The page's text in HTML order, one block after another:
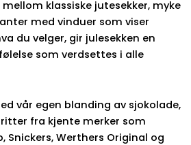
klassiske jutesekker, myke
med vinduer som viser
du velger, gir julesekken en
som verdsettes i alle
vår egen blanding av sjokolade,
fra kjente merker som
Snickers, Werthers Original og